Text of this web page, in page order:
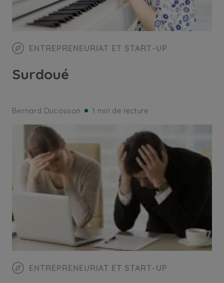
ENTREPRENEURIAT ET START-UP
Surdoué
Bernard Ducosson 1 min de lecture
ENTREPRENEURIAT ET START-UP